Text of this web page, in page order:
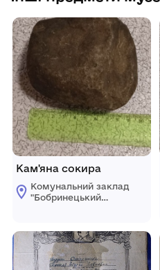
Кам'яна сокира
Комунальний заклад
"Бобринецький
імені Миколи
Смоленчука"
Бобринецької
міської ради